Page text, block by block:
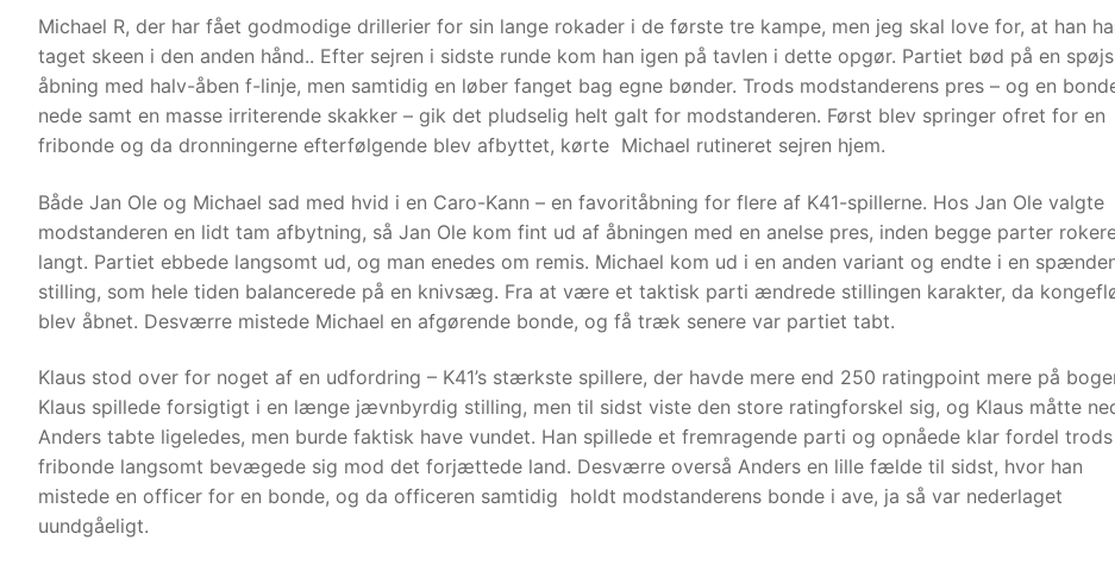
Michael R, der har fået godmodige drillerier for sin lange rokader i de første tre kampe, men jeg skal love for, at han
taget skeen i den anden hånd.. Efter sejren i sidste runde kom han igen på tavlen i dette opgør. Partiet bød på en spøjs
åbning med halv-åben f-linje, men samtidig en løber fanget bag egne bønder. Trods modstanderens pres – og en
nede samt en masse irriterende skakker – gik det pludselig helt galt for modstanderen. Først blev springer ofret for en
fribonde og da dronningerne efterfølgende blev afbyttet, kørte Michael rutineret sejren hjem.
Både Jan Ole og Michael sad med hvid i en Caro-Kann – en favoritåbning for flere af K41-spillerne. Hos Jan Ole valgte
modstanderen en lidt tam afbytning, så Jan Ole kom fint ud af åbningen med en anelse pres, inden begge parter
langt. Partiet ebbede langsomt ud, og man enedes om remis. Michael kom ud i en anden variant og endte i en
stilling, som hele tiden balancerede på en knivsæg. Fra at være et taktisk parti ændrede stillingen karakter, da
blev åbnet. Desværre mistede Michael en afgørende bonde, og få træk senere var partiet tabt.
Klaus stod over for noget af en udfordring – K41’s stærkste spillere, der havde mere end 250 ratingpoint mere på
Klaus spillede forsigtigt i en længe jævnbyrdig stilling, men til sidst viste den store ratingforskel sig, og Klaus måtte
Anders tabte ligeledes, men burde faktisk have vundet. Han spillede et fremragende parti og opnåede klar fordel trods
fribonde langsomt bevægede sig mod det forjættede land. Desværre overså Anders en lille fælde til sidst, hvor han
mistede en officer for en bonde, og da officeren samtidig holdt modstanderens bonde i ave, ja så var nederlaget
uundgåeligt.